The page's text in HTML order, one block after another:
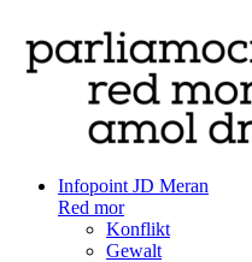
Infopoint JD Meran
Red mor
Konflikt
Gewalt